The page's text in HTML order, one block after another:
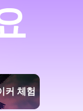
커 체험